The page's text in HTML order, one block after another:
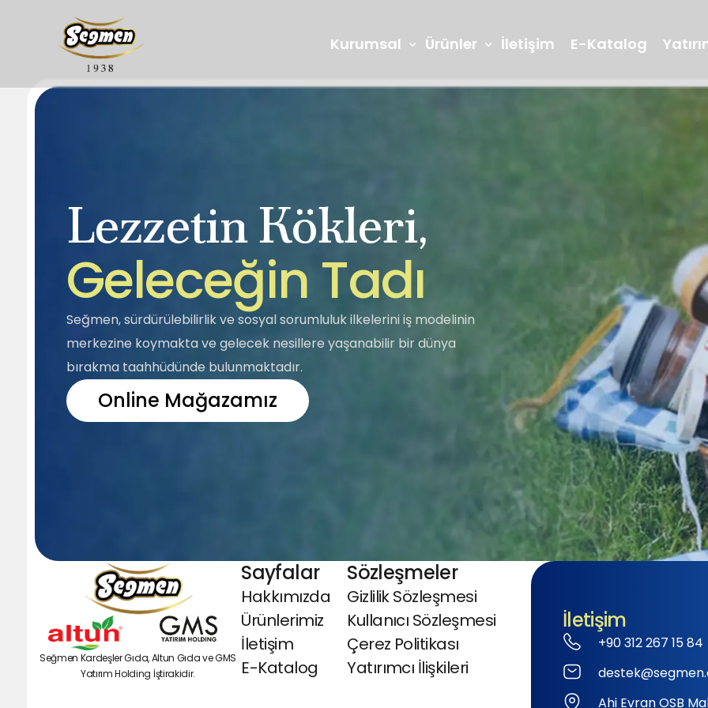
Kurumsal
Tarihçemiz
Sosyal Sorumluluk Kalite Bilgi
Ürünler
Segella Ballar Marmelatlar
Tahin Pekmez Helva Lokum Piknik Grubu
İletişim E-Katalog
Lezzetin Kökleri,
Geleceğin Tadı
Seğmen, sürdürülebilirlik ve sosyal sorumluluk ilkelerini iş modelinin
merkezine koymakta ve gelecek nesillere yaşanabilir bir dünya
bırakma taahhüdünde bulunmaktadır.
Online Mağazamız
Seğmen Kardeşler Gıda, Altun Gıda ve GMS
Yatırım Holding İştirakidir.
Sayfalar
Hakkımızda
Ürünlerimiz
İletişim
E-Katalog
Sözleşmeler
Gizlilik Sözleşmesi
Kullanıcı Sözleşmesi
Çerez Politikası
Yatırımcı İlişkileri
İletişim
+90 312 267 15 84
Ahi Evran OSB